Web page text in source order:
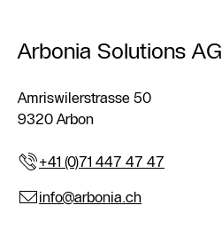
Arbonia Solutions AG
Amriswilerstrasse 50
9320 Arbon
+41 (0)71 447 47 47
info@arbonia.ch